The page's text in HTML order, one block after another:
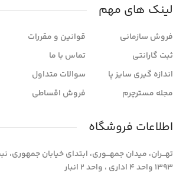
لینک های مهم
فروش سازمانی
ثبت گارانتی
اندازه گیری سایز پا
مجله مسترچرم
قوانین و مقررات
تماس با ما
سوالات متداول
فروش اقساطی
اطلاعات فروشگاه
تهـــران، میدان جمهـــوری، ابتدای خیابان
1393 واحد 4 اداری ، واحد 2 انبار